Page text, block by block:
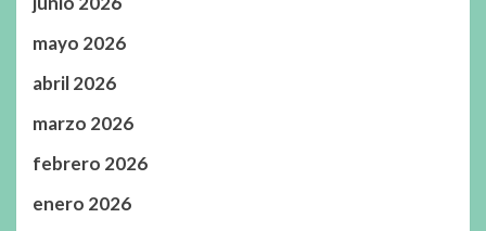
mayo 2026
abril 2026
marzo 2026
febrero 2026
enero 2026